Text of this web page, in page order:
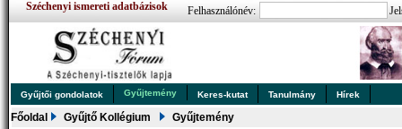
Széchenyi ismereti adatbázisok Felhasználónév:
Gyűjtői gondolatok Gyűjtemény Keres-kutat Tanulmány Hírek
Főoldal Gyűjtő Kollégium Gyűjtemény